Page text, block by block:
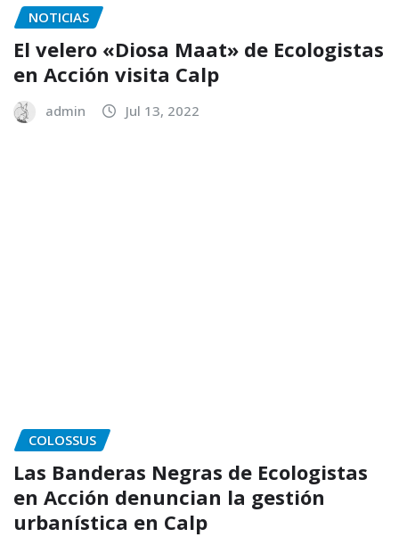
NOTICIAS
El velero «Diosa Maat» de Ecologistas
en Acción visita Calp
admin Jul 13, 2022
COLOSSUS
Las Banderas Negras de Ecologistas
en Acción denuncian la gestión
urbanística en Calp